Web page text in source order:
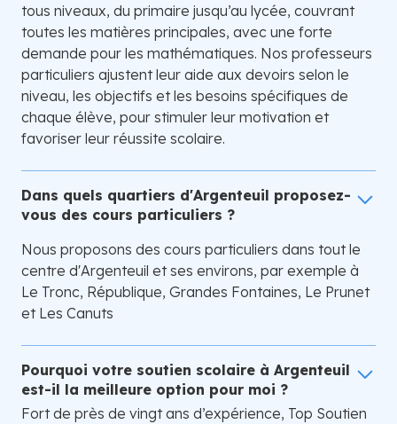
tous niveaux, du primaire jusqu’au lycée, couvrant
toutes les matières principales, avec une forte
demande pour les mathématiques. Nos professeurs
particuliers ajustent leur aide aux devoirs selon le
niveau, les objectifs et les besoins spécifiques de
chaque élève, pour stimuler leur motivation et
favoriser leur réussite scolaire.
Dans quels quartiers d'Argenteuil proposez-
vous des cours particuliers ?
Nous proposons des cours particuliers dans tout le
centre d'Argenteuil et ses environs, par exemple à
Le Tronc, République, Grandes Fontaines, Le Prunet
et Les Canuts
Pourquoi votre soutien scolaire à Argenteuil
est-il la meilleure option pour moi ?
Fort de près de vingt ans d’expérience, Top Soutien